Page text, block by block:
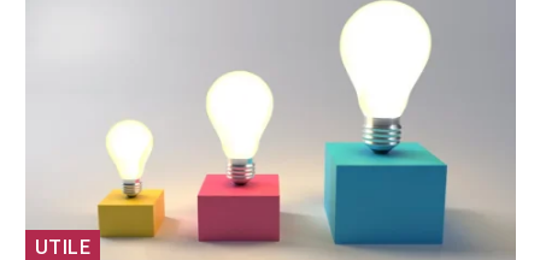
UTILE